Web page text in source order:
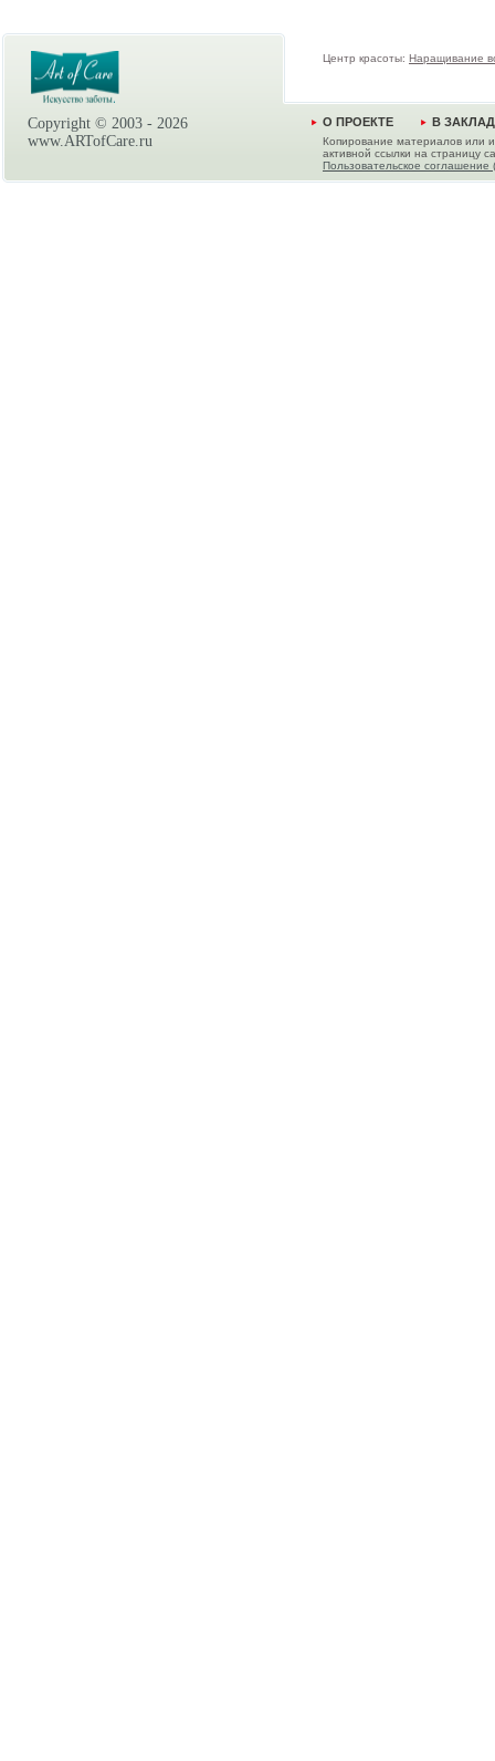
Copyright © 2003 - 2026
www.ARTofCare.ru
Центр красоты: Наращивание
О ПРОЕКТЕ В
Копирование материалов или
активной ссылки на страницу
Пользовательское